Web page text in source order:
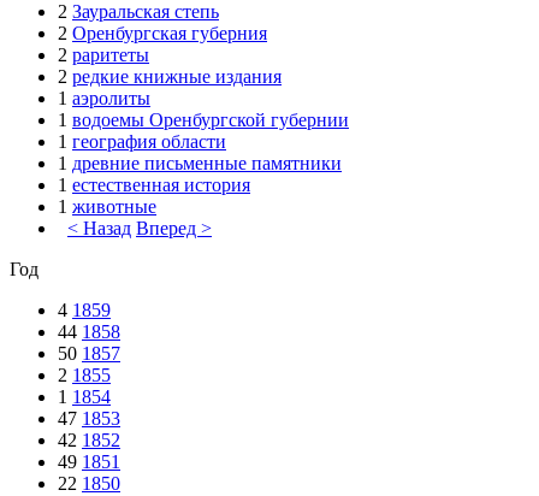
2 Зауральская степь
2 Оренбургская губерния
2 раритеты
2 редкие книжные издания
1 аэролиты
1 водоемы Оренбургской губернии
1 география области
1 древние письменные памятники
1 естественная история
1 животные
< Назад Вперед >
Год
4 1859
44 1858
50 1857
2 1855
1 1854
47 1853
42 1852
49 1851
22 1850